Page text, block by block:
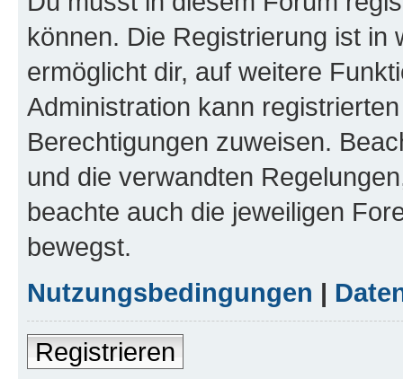
können. Die Registrierung ist in
ermöglicht dir, auf weitere
Administration kann
Berechtigungen zuweisen.
und die verwandten
beachte auch die jeweiligen
bewegst.
Nutzungsbedingungen |
Registrieren